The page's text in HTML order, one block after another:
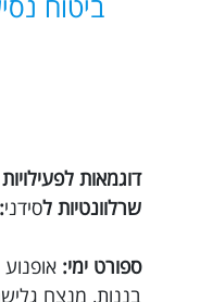
דוגמאות
שרלוונטיות לסידני:
ספורט ימי:
בננות, מנצח